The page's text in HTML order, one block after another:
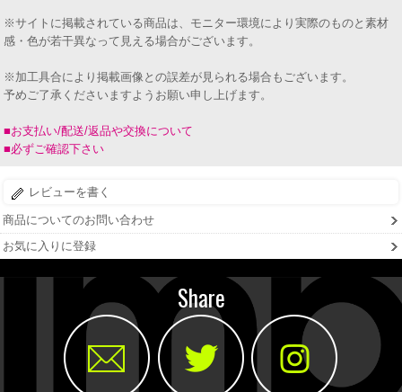
※サイトに掲載されている商品は、モニター環境により実際のものと素材
感・色が若干異なって見える場合がございます。
※加工具合により掲載画像との誤差が見られる場合もございます。
予めご了承くださいますようお願い申し上げます。
■お支払い/配送/返品や交換について
■必ずご確認下さい
レビューを書く
商品についてのお問い合わせ
お気に入りに登録
Share